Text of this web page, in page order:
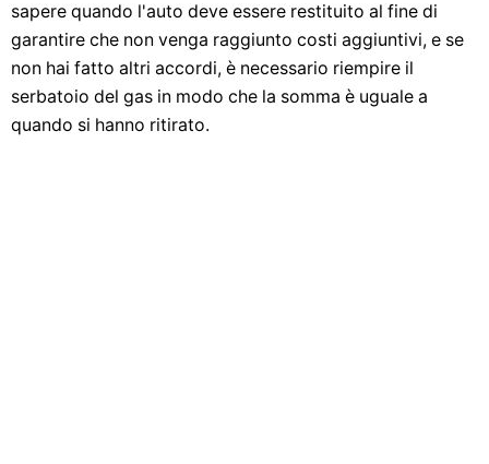
sapere quando l'auto deve essere restituito al fine di
garantire che non venga raggiunto costi aggiuntivi, e se
non hai fatto altri accordi, è necessario riempire il
serbatoio del gas in modo che la somma è uguale a
quando si hanno ritirato.